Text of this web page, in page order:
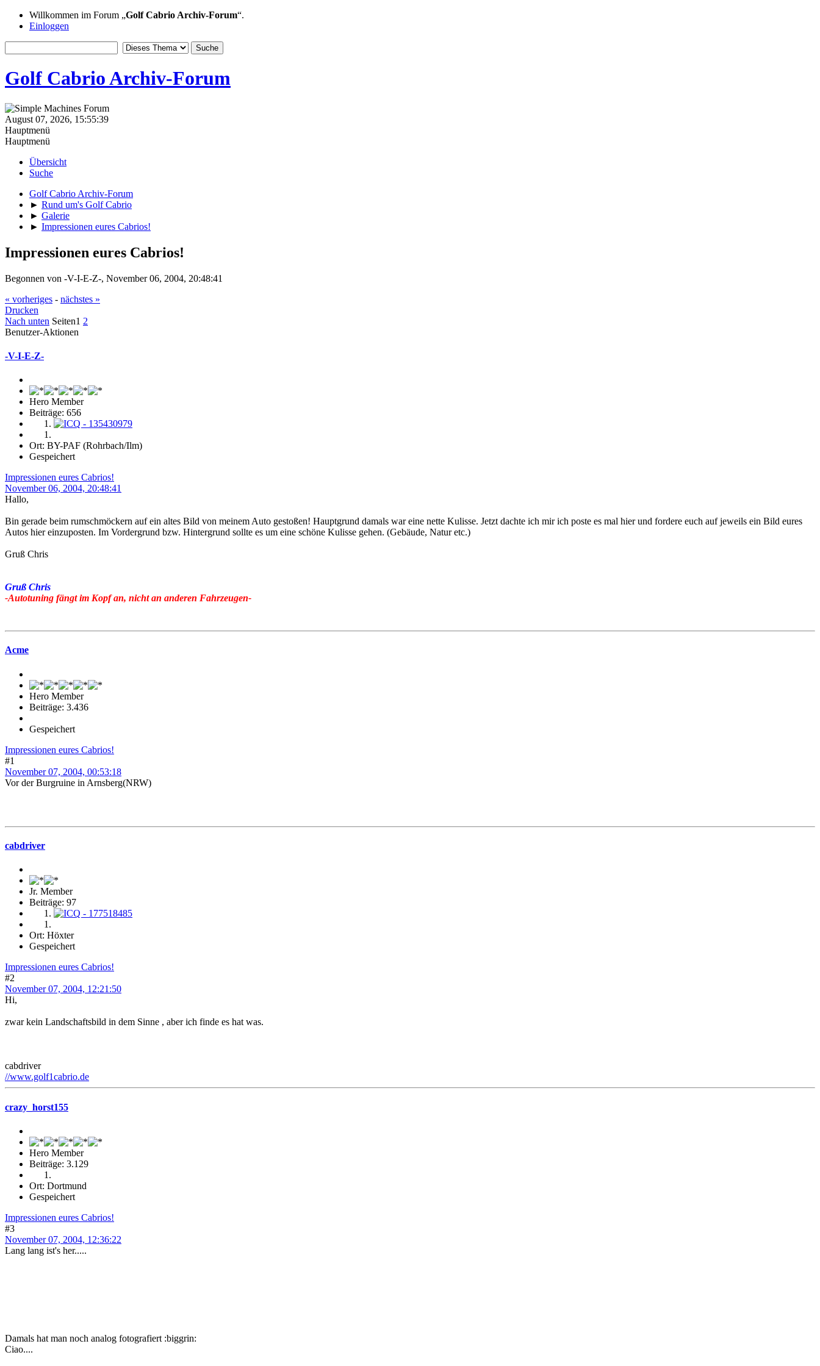
Willkommen im Forum „Golf Cabrio Archiv-Forum“.
Einloggen
Golf Cabrio Archiv-Forum
August 07, 2026, 15:55:39
Hauptmenü
Hauptmenü
Übersicht
Suche
Golf Cabrio Archiv-Forum
► Rund um's Golf Cabrio
► Galerie
► Impressionen eures Cabrios!
Impressionen eures Cabrios!
Begonnen von -V-I-E-Z-, November 06, 2004, 20:48:41
« vorheriges - nächstes »
Drucken
Nach unten Seiten1 2
Benutzer-Aktionen
-V-I-E-Z-
Hero Member
Beiträge: 656
Ort: BY-PAF (Rohrbach/Ilm)
Gespeichert
Impressionen eures Cabrios!
November 06, 2004, 20:48:41
Hallo,
Bin gerade beim rumschmöckern auf ein altes Bild von meinem Auto gestoßen! Hauptgrund damals war eine nette Kulisse. Jetzt dachte ich mir ich poste es mal hier und fordere euch auf jeweils ein Bild eures
Autos hier einzuposten. Im Vordergrund bzw. Hintergrund sollte es um eine schöne Kulisse gehen. (Gebäude, Natur etc.)
Gruß Chris
Gruß Chris
-Autotuning fängt im Kopf an, nicht an anderen Fahrzeugen-
Acme
Hero Member
Beiträge: 3.436
Gespeichert
Impressionen eures Cabrios!
#1
November 07, 2004, 00:53:18
Vor der Burgruine in Arnsberg(NRW)
cabdriver
Jr. Member
Beiträge: 97
Ort: Höxter
Gespeichert
Impressionen eures Cabrios!
#2
November 07, 2004, 12:21:50
Hi,
zwar kein Landschaftsbild in dem Sinne , aber ich finde es hat was.
cabdriver
//www.golf1cabrio.de
crazy_horst155
Hero Member
Beiträge: 3.129
Ort: Dortmund
Gespeichert
Impressionen eures Cabrios!
#3
November 07, 2004, 12:36:22
Lang lang ist's her.....
Damals hat man noch analog fotografiert :biggrin:
Ciao....